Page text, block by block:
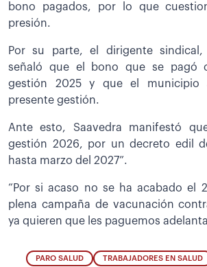
bono pagados, por lo que
presión.
Por su parte, el dirigente sindical,
señaló que el bono que se pagó
gestión 2025 y que el municipio
presente gestión.
Ante esto, Saavedra manifestó
gestión 2026, por un decreto edil
hasta marzo del 2027”.
“Por si acaso no se ha acabado el
plena campaña de vacunación
ya quieren que les paguemos
PARO SALUD TRABAJADORES EN SALUD